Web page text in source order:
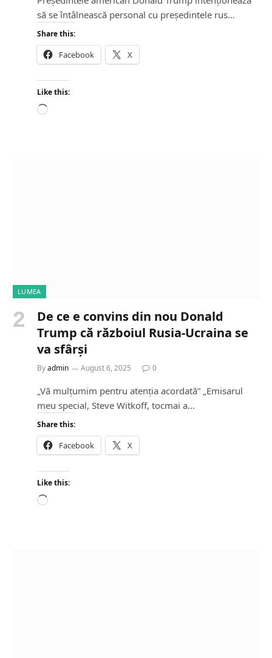
să se întâlnească personal cu președintele rus…
Share this:
Facebook X
Like this:
L
LUMEA
De ce e convins din nou Donald
Trump că războiul Rusia-Ucraina se
va sfârși
Byadmin August 6, 2025 0
„Vă mulțumim pentru atenția acordată” „Emisarul
meu special, Steve Witkoff, tocmai a…
Share this:
Facebook X
Like this:
L